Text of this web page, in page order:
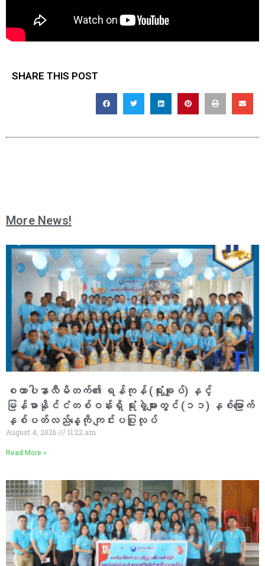
SHARE THIS POST
More News!
စထာပါနာလီမိတက်၏ ရန်ကုန် (ရုံးချုပ်) နှင့်
မြန်မာနိုင်ငံတစ်ဝန်းရှိ ရုံးခွဲများတွင် (၁၁) နှစ်မြောက်
နှစ်ပတ်လည်နေ့ကို ကျင်းပပြုလုပ်
August 4, 2026 11:22 am
Read More »